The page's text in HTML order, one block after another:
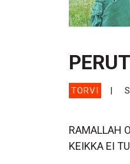
TORVI
RAMALLAH
KEIKKA EI